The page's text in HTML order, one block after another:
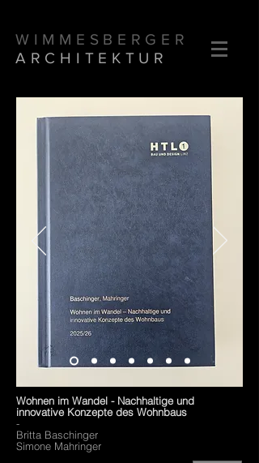
WIMMESBERGER
ARCHITEKTUR
Wohnen im Wandel - Nachhaltige und
innovative Konzepte des Wohnbaus
-
Britta Baschinger
Simone Mahringer